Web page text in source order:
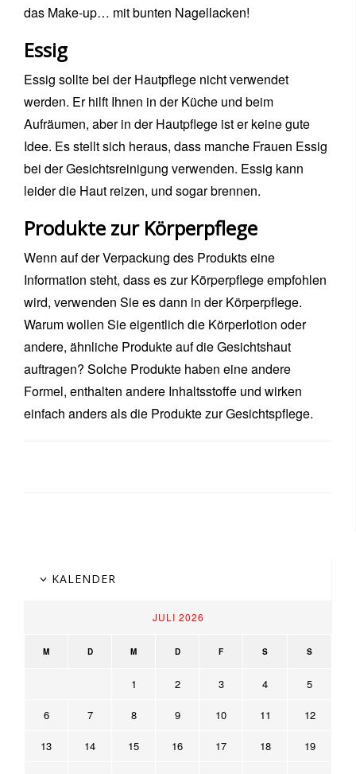
das Make-up… mit bunten Nagellacken!
Essig
Essig sollte bei der Hautpflege nicht verwendet
werden. Er hilft Ihnen in der Küche und beim
Aufräumen, aber in der Hautpflege ist er keine gute
Idee. Es stellt sich heraus, dass manche Frauen Essig
bei der Gesichtsreinigung verwenden. Essig kann
leider die Haut reizen, und sogar brennen.
Produkte zur Körperpflege
Wenn auf der Verpackung des Produkts eine
Information steht, dass es zur Körperpflege empfohlen
wird, verwenden Sie es dann in der Körperpflege.
Warum wollen Sie eigentlich die Körperlotion oder
andere, ähnliche Produkte auf die Gesichtshaut
auftragen? Solche Produkte haben eine andere
Formel, enthalten andere Inhaltsstoffe und wirken
einfach anders als die Produkte zur Gesichtspflege.
KALENDER
JULI 2026
M D M D F S S
1 2 3 4 5
6 7 8 9 10 11 12
13 14 15 16 17 18 19